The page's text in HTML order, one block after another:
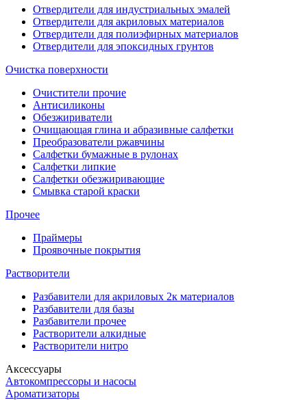
Отвердители для индустриальных эмалей
Отвердители для акриловых материалов
Отвердители для полиэфирных материалов
Отвердители для эпоксидных грунтов
Очистка поверхности
Очистители прочие
Антисиликоны
Обезжириватели
Очищающая глина и абразивные салфетки
Преобразователи ржавчины
Салфетки бумажные в рулонах
Салфетки липкие
Салфетки обезжиривающие
Смывка старой краски
Прочее
Праймеры
Проявочные покрытия
Растворители
Разбавители для акриловых 2к материалов
Разбавители для базы
Разбавители прочее
Растворители алкидные
Растворители нитро
Аксессуары
Автокомпрессоры и насосы
Ароматизаторы